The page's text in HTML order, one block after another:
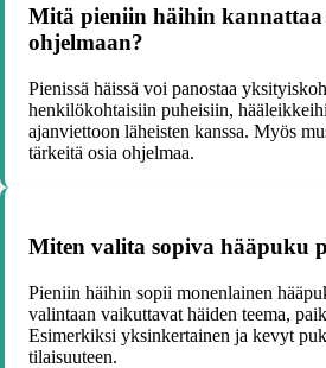
Mitä pieniin häihin kannattaa
ohjelmaan?
Pienissä häissä voi panostaa
henkilökohtaisiin puheisiin,
ajanviettoon läheisten kanssa. Myös
tärkeitä osia ohjelmaa.
Miten valita sopiva hääpuku
Pieniin häihin sopii monenlainen
valintaan vaikuttavat häiden teema,
Esimerkiksi yksinkertainen ja kevyt
tilaisuuteen.